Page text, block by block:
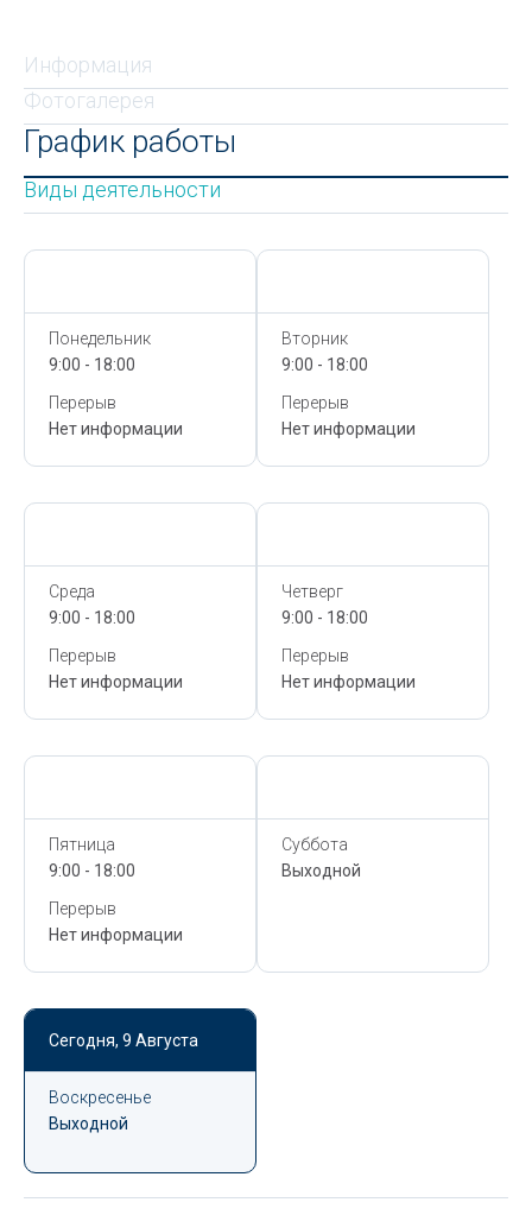
Информация
Фотогалерея
График работы
Виды деятельности
Понедельник
9:00 - 18:00
Перерыв
Нет информации
Вторник
9:00 - 18:00
Перерыв
Нет информации
Среда
9:00 - 18:00
Перерыв
Нет информации
Четверг
9:00 - 18:00
Перерыв
Нет информации
Пятница
9:00 - 18:00
Перерыв
Нет информации
Суббота
Выходной
Сегодня, 9 Августа
Воскресенье
Выходной